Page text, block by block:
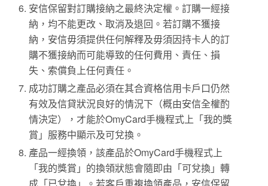
安信保留對訂購接納之最終決定權。訂購一經接
納，均不能更改、取消及退回。若訂購不獲接
納，安信毋須提供任何解釋及毋須因持卡人的訂
購不獲接納而可能導致的任何費用、責任、損
失、索償負上任何責任。
成功訂購之產品必須在其合資格信用卡戶口仍然
有效及信貸狀況良好的情況下（概由安信全權酌
情決定），才能於OmyCard手機程式上「我的獎
賞」服務中顯示及可兌換。
產品一經換領，該產品於OmyCard手機程式上
「我的獎賞」的換領狀態會隨即由「可兌換」轉